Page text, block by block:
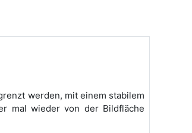
werden, mit einem stabilem
mal wieder von der Bildfläche